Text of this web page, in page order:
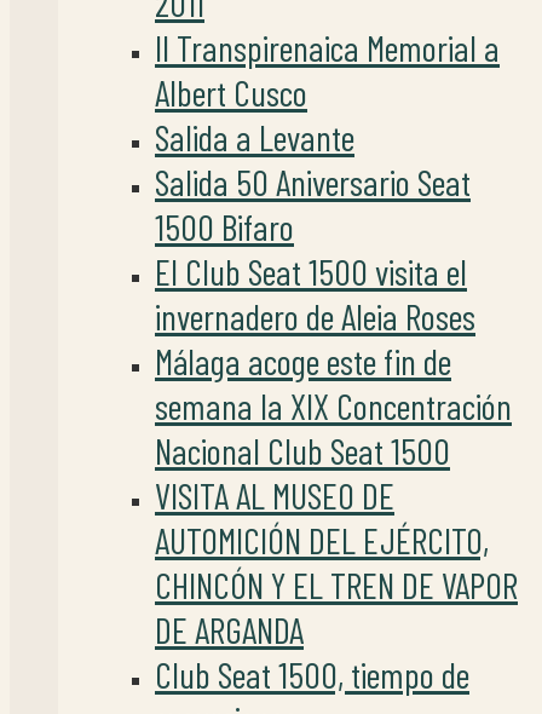
II Transpirenaica Memorial a
Albert Cusco
Salida a Levante
Salida 50 Aniversario Seat
1500 Bifaro
El Club Seat 1500 visita el
invernadero de Aleia Roses
Málaga acoge este fin de
semana la XIX Concentración
Nacional Club Seat 1500
VISITA AL MUSEO DE
AUTOMICIÓN DEL EJÉRCITO,
CHINCÓN Y EL TREN DE VAPOR
DE ARGANDA
Club Seat 1500, tiempo de